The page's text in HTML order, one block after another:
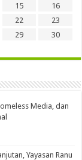
15
16
22
23
29
30
Media, dan
Yayasan Ranu